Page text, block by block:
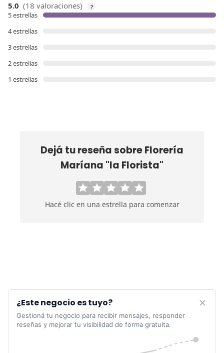
5.0 (18 valoraciones) ?
5 estrellas
4 estrellas
3 estrellas
2 estrellas
1 estrellas
Dejá tu reseña sobreFlorería
Maríana "la Florista"
Hacé clic en una estrella para comenzar
¿Este negocio es tuyo?
Gestioná tu negocio para recibir mensajes, responder
reseñas y mejorar tu visibilidad de forma gratuita.